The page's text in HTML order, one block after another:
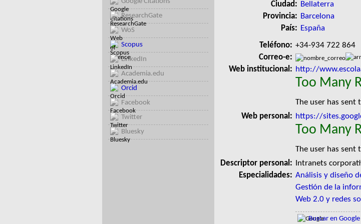
ResearchGate
WoS
Scopus
LinkedIn
Academia.edu
Orcid
Facebook
Twitter
Bluesky
Ciudad: Bellaterra
Provincia: Barcelona
País: España
Teléfono: +34-934 722 864
Correo-e:
Web institucional: http://
Too Many
The user has sent
Web personal: https://
Too Many
The user has sent
Descriptor personal:
Intranets
Especialidades: Análisis y diseño
Gestión de la
Web 2.0 y redes
Buscar en Google